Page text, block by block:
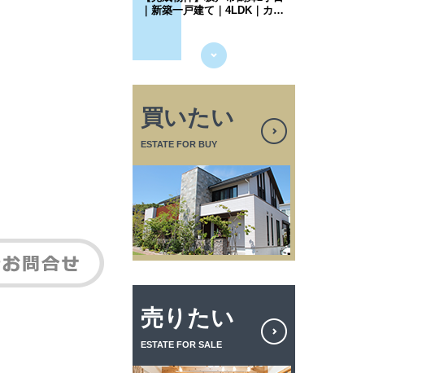
買いたい
ESTATE FOR BUY
売りたい
ESTATE FOR SALE